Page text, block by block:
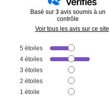
Basé sur 3 avis soumis à un
contrôle
Voir tous les avis sur ce site
5 étoiles
4 étoiles
3 étoiles
2 étoiles
1 étoile